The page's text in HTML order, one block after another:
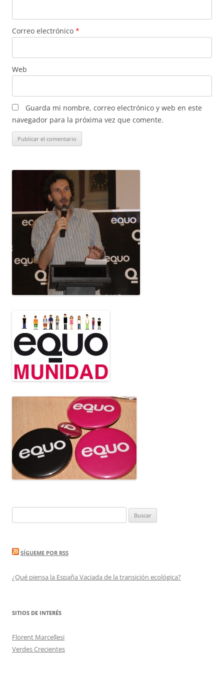
Correo electrónico *
Web
Guarda mi nombre, correo electrónico y web en este
navegador para la próxima vez que comente.
SÍGUEME POR RSS
¿Qué piensa la España Vaciada de la transición ecológica?
SITIOS DE INTERÉS
Florent Marcellesi
Verdes Crecientes